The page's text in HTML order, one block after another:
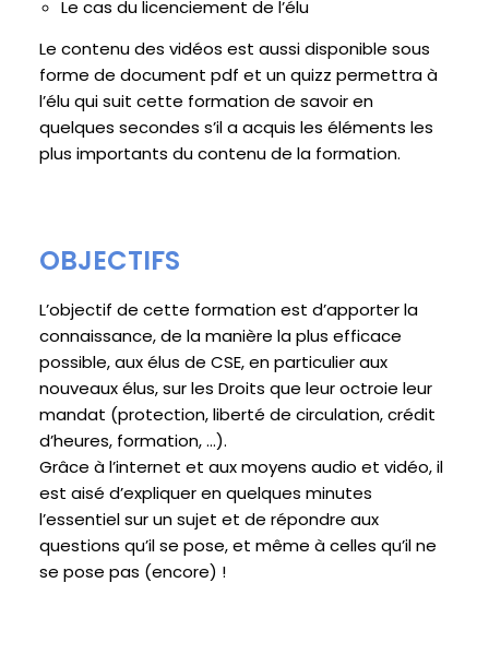
Le cas du licenciement de l’élu
Le contenu des vidéos est aussi disponible sous
forme de document pdf et un quizz permettra à
l’élu qui suit cette formation de savoir en
quelques secondes s’il a acquis les éléments les
plus importants du contenu de la formation.
OBJECTIFS
L’objectif de cette formation est d’apporter la
connaissance, de la manière la plus efficace
possible, aux élus de CSE, en particulier aux
nouveaux élus, sur les Droits que leur octroie leur
mandat (protection, liberté de circulation, crédit
d’heures, formation, …).
Grâce à l’internet et aux moyens audio et vidéo, il
est aisé d’expliquer en quelques minutes
l’essentiel sur un sujet et de répondre aux
questions qu’il se pose, et même à celles qu’il ne
se pose pas (encore) !